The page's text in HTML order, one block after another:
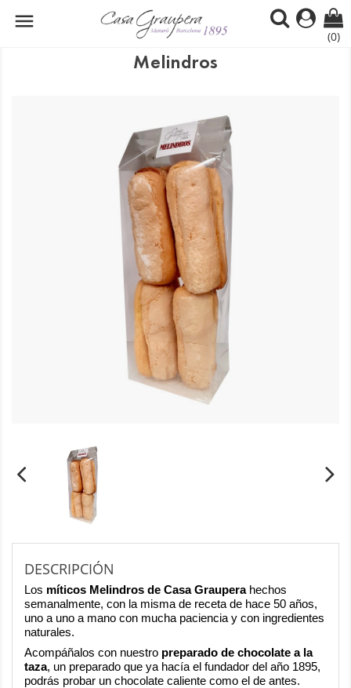

(0)
Melindros
DESCRIPCIÓN
Los míticos Melindros de Casa Grauperahechos
semanalmente, con la misma de receta de hace 50 años,
uno a uno a mano con mucha paciencia y con ingredientes
naturales.
Acompáñalos con nuestro preparado de chocolate a la
taza, un preparado que ya hacía el fundador del año 1895,
podrás probar un chocolate caliente como el de antes.